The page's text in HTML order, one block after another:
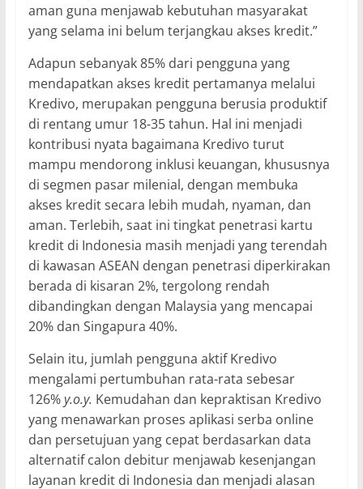
aman guna menjawab kebutuhan masyarakat
yang selama ini belum terjangkau akses kredit.”
Adapun sebanyak 85% dari pengguna yang
mendapatkan akses kredit pertamanya melalui
Kredivo, merupakan pengguna berusia produktif
di rentang umur 18-35 tahun. Hal ini menjadi
kontribusi nyata bagaimana Kredivo turut
mampu mendorong inklusi keuangan, khususnya
di segmen pasar milenial, dengan membuka
akses kredit secara lebih mudah, nyaman, dan
aman. Terlebih, saat ini tingkat penetrasi kartu
kredit di Indonesia masih menjadi yang terendah
di kawasan ASEAN dengan penetrasi diperkirakan
berada di kisaran 2%, tergolong rendah
dibandingkan dengan Malaysia yang mencapai
20% dan Singapura 40%.
Selain itu, jumlah pengguna aktif Kredivo
mengalami pertumbuhan rata-rata sebesar
126%y.o.y. Kemudahan dan kepraktisan Kredivo
yang menawarkan proses aplikasi serba online
dan persetujuan yang cepat berdasarkan data
alternatif calon debitur menjawab kesenjangan
layanan kredit di Indonesia dan menjadi alasan